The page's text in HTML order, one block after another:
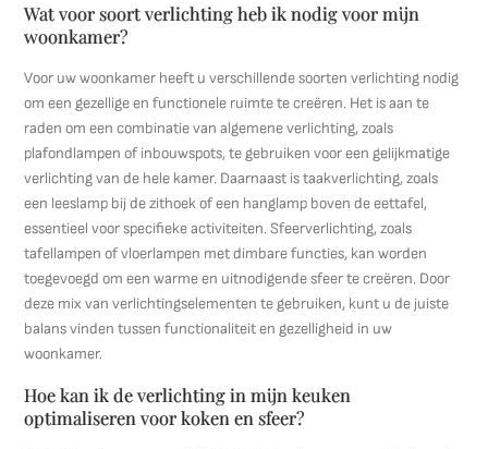
Wat voor soort verlichting heb ik nodig voor mijn
woonkamer?
Voor uw woonkamer heeft u verschillende soorten verlichting nodig
om een gezellige en functionele ruimte te creëren. Het is aan te
raden om een combinatie van algemene verlichting, zoals
plafondlampen of inbouwspots, te gebruiken voor een gelijkmatige
verlichting van de hele kamer. Daarnaast is taakverlichting, zoals
een leeslamp bij de zithoek of een hanglamp boven de eettafel,
essentieel voor specifieke activiteiten. Sfeerverlichting, zoals
tafellampen of vloerlampen met dimbare functies, kan worden
toegevoegd om een warme en uitnodigende sfeer te creëren. Door
deze mix van verlichtingselementen te gebruiken, kunt u de juiste
balans vinden tussen functionaliteit en gezelligheid in uw
woonkamer.
Hoe kan ik de verlichting in mijn keuken
optimaliseren voor koken en sfeer?